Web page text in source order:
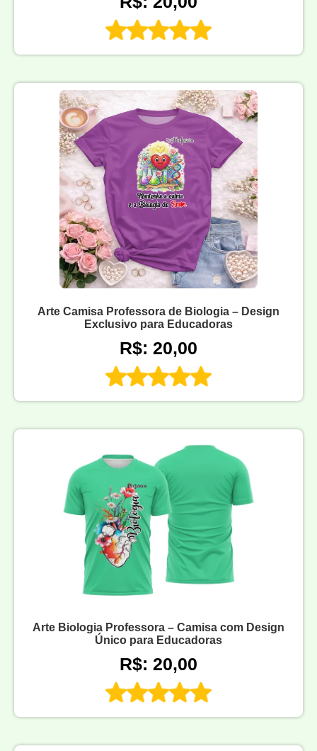
Arte Camisa Professora de Biologia – Design
Exclusivo para Educadoras
R$: 20,00
Arte Biologia Professora – Camisa com Design
Único para Educadoras
R$: 20,00